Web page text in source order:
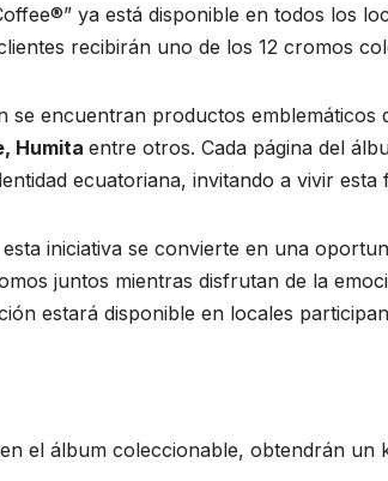
ya está disponible en todos los
recibirán uno de los 12 cromos
se encuentran productos emblemáticos
Humita entre otros. Cada página del
ecuatoriana, invitando a vivir
esta iniciativa se convierte en una
juntos mientras disfrutan de la
estará disponible en locales
el álbum coleccionable, obtendrán